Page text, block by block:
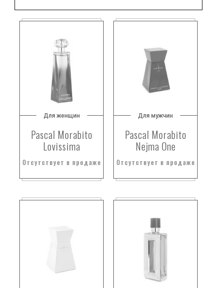
Для женщин
Pascal Morabito
Lovissima
Отсутствует в продаже
Для мужчин
Pascal Morabito
Nejma One
Отсутствует в продаже